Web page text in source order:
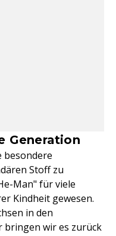
Generation
besondere
Stoff zu
Man" für viele
Kindheit gewesen.
in den
bringen wir es zurück